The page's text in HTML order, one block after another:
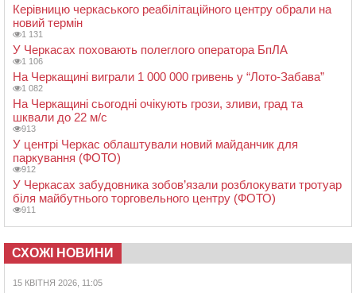
Керівницю черкаського реабілітаційного центру обрали на
новий термін
1 131
У Черкасах поховають полеглого оператора БпЛА
1 106
На Черкащині виграли 1 000 000 гривень у “Лото-Забава”
1 082
На Черкащині сьогодні очікують грози, зливи, град та
шквали до 22 м/с
913
У центрі Черкас облаштували новий майданчик для
паркування (ФОТО)
912
У Черкасах забудовника зобов’язали розблокувати тротуар
біля майбутнього торговельного центру (ФОТО)
911
СХОЖІ НОВИНИ
15 КВІТНЯ 2026, 11:05